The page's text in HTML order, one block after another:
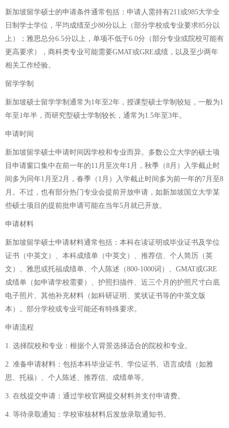
新加坡留学硕士的申请条件通常包括：申请人需持有211或985大学全
日制学士学位，平均成绩至少80分以上（部分学校或专业要求85分以
上）；雅思总分6.5分以上，单项不低于6.0分（部分专业或院校可能有
更高要求），商科类专业可能需要GMAT或GRE成绩，以及至少两年
相关工作经验。
留学学制
新加坡硕士留学学制通常为1年至2年，授课型硕士学制较短，一般为1
年至1年半，而研究型硕士学制较长，通常为1.5年至3年。
申请时间
新加坡留学硕士申请时间因学校和专业而异。多数公立大学的硕士项
目申请窗口集中在前一年的11月至次年1月，秋季（8月）入学截止时
间多为同年1月至2月，春季（1月）入学截止时间多为前一年的7月至8
月。不过，也有部分热门专业会提前开放申请，如新加坡国立大学某
些硕士项目的提前批申请可能在当年5月就已开放。
申请材料
新加坡留学硕士申请材料通常包括：本科在读证明或毕业证书及学位
证书（中英文）、本科成绩单（中英文）、推荐信、个人简历（英
文）、雅思或托福成绩单、个人陈述（800-1000词）、GMAT或GRE
成绩单（如申请学校需要）、护照扫描件、近三个月的护照尺寸白底
电子照片、其他补充材料（如科研证明、奖状证书等的中英文版
本）。部分学校或专业可能还有特殊要求。
申请流程
1. 选择院校和专业：根据个人背景选择适合的院校和专业。
2. 准备申请材料：包括本科毕业证书、学位证书、语言成绩（如雅
思、托福）、个人陈述、推荐信、成绩单等。
3. 在线提交申请：通过学校官网提交材料并支付申请费。
4. 等待录取通知：学校审核材料后发放录取通知书。